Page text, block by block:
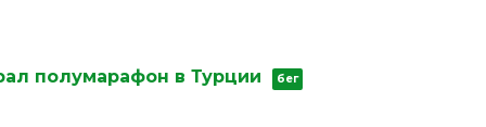
полумарафон в Турции бег